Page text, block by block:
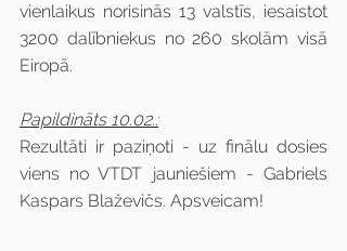
vienlaikus norisinās 13 valstīs, iesaistot
3200 dalībniekus no 260 skolām visā
Eiropā.
Papildināts 10.02.:
Rezultāti ir paziņoti - uz finālu dosies
viens no VTDT jauniešiem - Gabriels
Kaspars Blaževičs. Apsveicam!